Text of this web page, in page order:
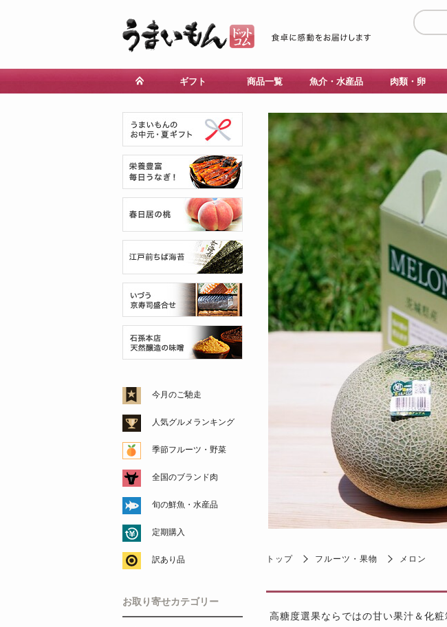
ギフト 商品一覧 魚介・水産品 肉類・卵
トップ フルーツ・果物 メロン
高糖度選果ならではの甘い果汁＆化
今月のご馳走
人気グルメランキング
季節フルーツ・野菜
全国のブランド肉
旬の鮮魚・水産品
定期購入
訳あり品
お取り寄せカテゴリー